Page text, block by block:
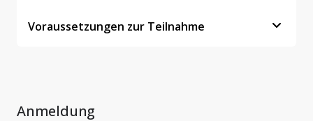
Voraussetzungen zur Teilnahme
Anmeldung